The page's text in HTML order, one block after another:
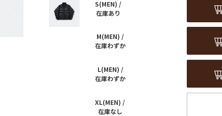
S(MEN) /
在庫あり
M(MEN) /
在庫わずか
L(MEN) /
在庫わずか
XL(MEN) /
在庫なし